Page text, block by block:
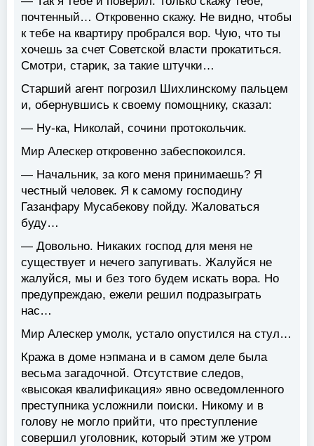
почтенный… Откровенно скажу. Не видно, чтобы
к тебе на квартиру пробрался вор. Чую, что ты
хочешь за счет Советской власти прокатиться.
Смотри, старик, за такие штучки…
Старший агент погрозил Шихлинскому пальцем
и, обернувшись к своему помощнику, сказал:
— Ну-ка, Николай, сочини протокольчик.
Мир Алескер откровенно забеспокоился.
— Начальник, за кого меня принимаешь? Я
честный человек. Я к самому господину
Газанфару Мусабекову пойду. Жаловаться
буду…
— Довольно. Никаких господ для меня не
существует и нечего запугивать. Жалуйся не
жалуйся, мы и без того будем искать вора. Но
предупреждаю, ежели решил подразыграть
нас…
Мир Алескер умолк, устало опустился на стул…
Кража в доме нэпмана и в самом деле была
весьма загадочной. Отсутствие следов,
«высокая квалификация» явно осведомленного
преступника усложнили поиски. Никому и в
голову не могло прийти, что преступление
совершил уголовник, который этим же утром